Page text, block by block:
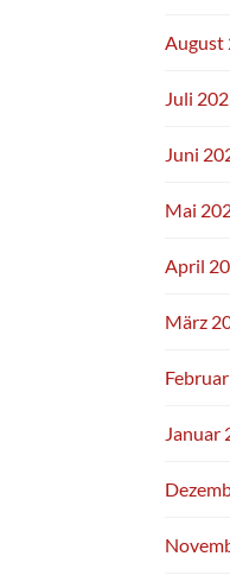
August
Juli
Juni
Mai
April
März
Januar